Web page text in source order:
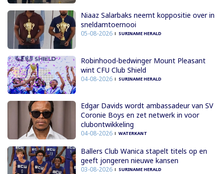
Niaaz Salarbaks neemt koppositie over in
sneldamtoernooi
05-08-2026 SURINAME HERALD
Robinhood-bedwinger Mount Pleasant
wint CFU Club Shield
04-08-2026 SURINAME HERALD
Edgar Davids wordt ambassadeur van SV
Coronie Boys en zet netwerk in voor
clubontwikkeling
04-08-2026 WATERKANT
Ballers Club Wanica stapelt titels op en
geeft jongeren nieuwe kansen
03-08-2026 SURINAME HERALD